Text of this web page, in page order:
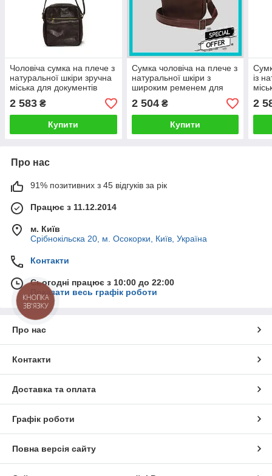
Чоловіча сумка на плече з
натуральної шкіри зручна
міська для документів
2 583 ₴
Купити
Сумка чоловіча на плече з
натуральної шкіри з
широким ременем для
2 504₴
Купити
із
2
Про нас
91% позитивних з 45 відгуків за рік
Працює з 11.12.2014
м. Київ
Срібнокільска 20, м. Осокорки, Київ, Україна
Контакти
Сьогодні працює з 10:00 до 22:00
Показати весь графік роботи
Про нас
Контакти
Доставка та оплата
Графік роботи
Повна версія сайту
КНОПКА
ЗВ'ЯЗКУ